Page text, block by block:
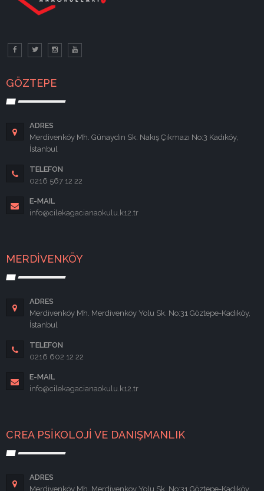
GÖZTEPE
ADRES
Merdivenköy Mh. Günaydın Sk. Nakış Çıkmazı No:3 Kadıköy,
İstanbul
TELEFON
0216 567 12 22
E-MAIL
info@cilekagacianaokulu.k12.tr
MERDİVENKÖY
ADRES
Merdivenköy Mh. Merdivenköy Yolu Sk. No:31 Göztepe-Kadıköy,
İstanbul
TELEFON
0216 602 12 22
E-MAIL
info@cilekagacianaokulu.k12.tr
CREA PSİKOLOJİ VE DANIŞMANLIK
ADRES
Merdivenköy Mh. Merdivenköy Yolu Sk. No:31 Göztepe-Kadıköy,